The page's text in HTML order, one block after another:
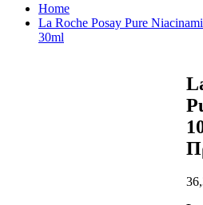
Home
La Roche Posay Pure
30ml